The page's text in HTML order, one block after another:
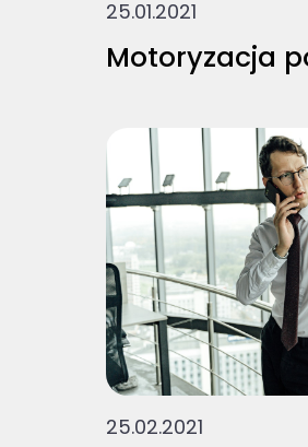
25.01.2021
Motoryzacja
25.02.2021